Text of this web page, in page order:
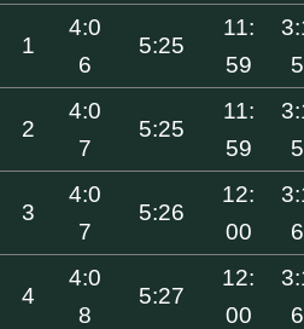
1
4:0
6
5:25
11:
59
5
2
4:0
7
5:25
11:
59
5
3
4:0
7
5:26
12:
00
6
4
4:0
8
5:27
12:
00
6